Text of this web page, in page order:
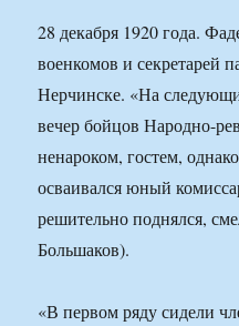
28 декабря 1920 года.
военкомов и секретарей
Нерчинске. «На
вечер бойцов Народно-
ненароком, гостем,
осваивался юный
решительно поднялся,
Большаков).
«В первом ряду сидели